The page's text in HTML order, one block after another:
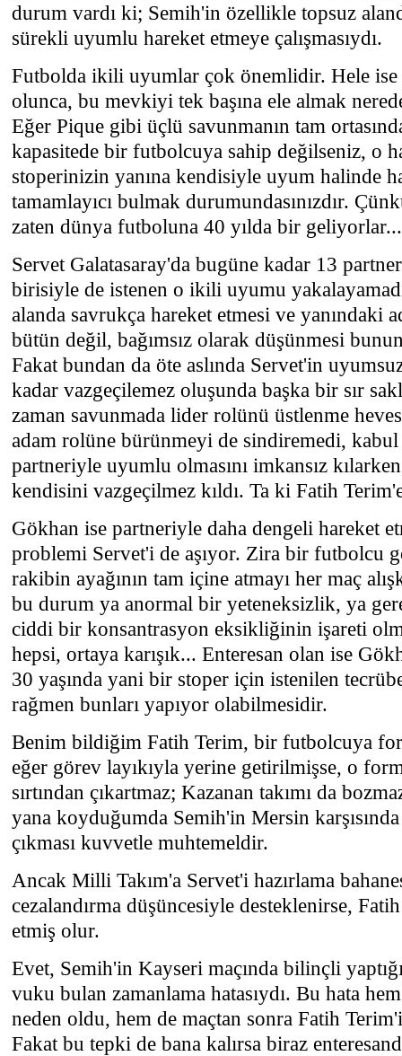
durum vardı ki; Semih'in özellikle topsuz
sürekli uyumlu hareket etmeye çalışmasıydı.
Futbolda ikili uyumlar çok önemlidir. Hele ise
olunca, bu mevkiyi tek başına ele almak
Eğer Pique gibi üçlü savunmanın tam
kapasitede bir futbolcuya sahip değilseniz, o
stoperinizin yanına kendisiyle uyum halinde
tamamlayıcı bulmak durumundasınızdır.
zaten dünya futboluna 40 yılda bir geliyorlar...
Servet Galatasaray'da bugüne kadar 13
birisiyle de istenen o ikili uyumu
alanda savrukça hareket etmesi ve yanındaki
bütün değil, bağımsız olarak düşünmesi
Fakat bundan da öte aslında Servet'in
kadar vazgeçilemez oluşunda başka bir sır
zaman savunmada lider rolünü üstlenme
adam rolüne bürünmeyi de sindiremedi,
partneriyle uyumlu olmasını imkansız
kendisini vazgeçilmez kıldı. Ta ki Fatih
Gökhan ise partneriyle daha dengeli hareket
problemi Servet'i de aşıyor. Zira bir futbolcu
rakibin ayağının tam içine atmayı her maç
bu durum ya anormal bir yeteneksizlik, ya
ciddi bir konsantrasyon eksikliğinin işareti
hepsi, ortaya karışık... Enteresan olan ise
30 yaşında yani bir stoper için istenilen
rağmen bunları yapıyor olabilmesidir.
Benim bildiğim Fatih Terim, bir futbolcuya
eğer görev layıkıyla yerine getirilmişse, o
sırtından çıkartmaz; Kazanan takımı da
yana koyduğumda Semih'in Mersin
çıkması kuvvetle muhtemeldir.
Ancak Milli Takım'a Servet'i hazırlama
cezalandırma düşüncesiyle desteklenirse,
etmiş olur.
Evet, Semih'in Kayseri maçında bilinçli
vuku bulan zamanlama hatasıydı. Bu hata
neden oldu, hem de maçtan sonra Fatih
Fakat bu tepki de bana kalırsa biraz